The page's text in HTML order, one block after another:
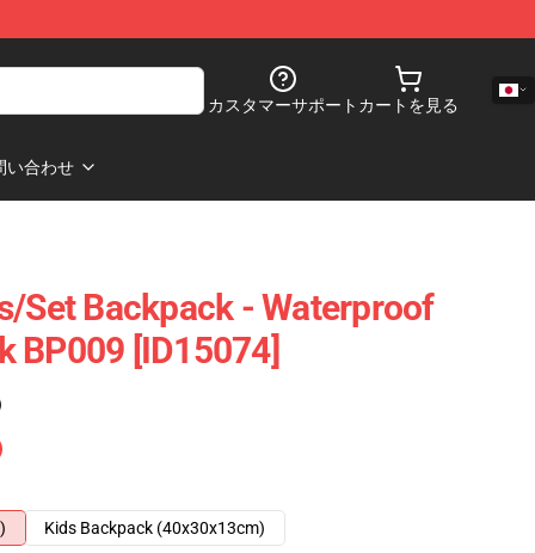
カスタマーサポート カートを見る
い合わせ
set Backpack - Waterproof
BP009 [ID15074]
Kids Backpack (40x30x13cm)